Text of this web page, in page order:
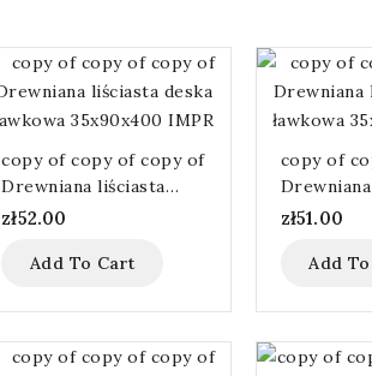
copy of copy of copy of
Drewniana liściasta
deska ławkowa
zł52.00
Add To Cart
copy of
deska
zł51.00
Add